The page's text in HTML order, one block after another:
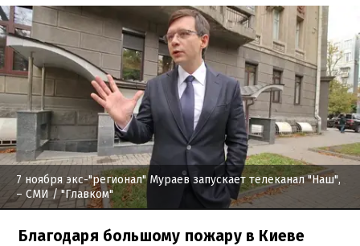
7 ноября экс-"регионал" Мураев запускает телеканал "Наш",
– СМИ/ "Главком"
Благодаря большому пожару в Киеве